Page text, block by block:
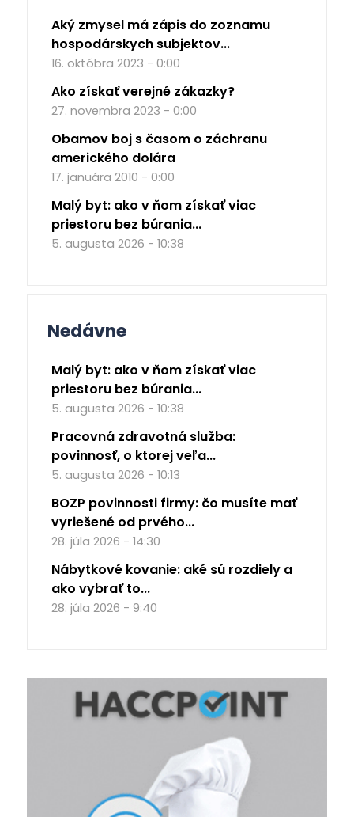
Aký zmysel má zápis do zoznamu
hospodárskych subjektov...
16. októbra 2023 - 0:00
Ako získať verejné zákazky?
27. novembra 2023 - 0:00
Obamov boj s časom o záchranu
amerického dolára
17. januára 2010 - 0:00
Malý byt: ako v ňom získať viac
priestoru bez búrania...
5. augusta 2026 - 10:38
Nedávne
Malý byt: ako v ňom získať viac
priestoru bez búrania...
5. augusta 2026 - 10:38
Pracovná zdravotná služba:
povinnosť, o ktorej veľa...
5. augusta 2026 - 10:13
BOZP povinnosti firmy: čo musíte mať
vyriešené od prvého...
28. júla 2026 - 14:30
Nábytkové kovanie: aké sú rozdiely a
ako vybrať to...
28. júla 2026 - 9:40